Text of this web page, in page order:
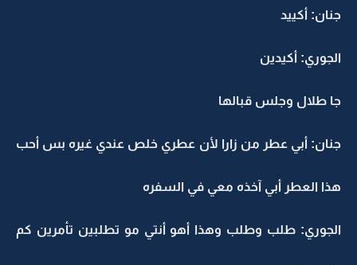
جنان: أكييد
الجوري: أكيدين
جا طلال وجلس قبالها
جنان: أبي عطر من زارا لأن عطري خلص عندي غيره بس أحب
هذا العطر أبي آخذه معي في السفره
الجوري: طلب وطلب وهذا أهو أنتي مو تطلبين تأمرين كم